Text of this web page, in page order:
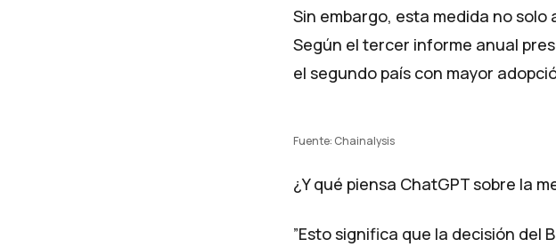
Sin embargo, esta medida no
Según el tercer informe anual
el segundo país con mayor
Fuente: Chainalysis
¿Y qué piensa ChatGPT sobre la
”Esto significa que la decisión